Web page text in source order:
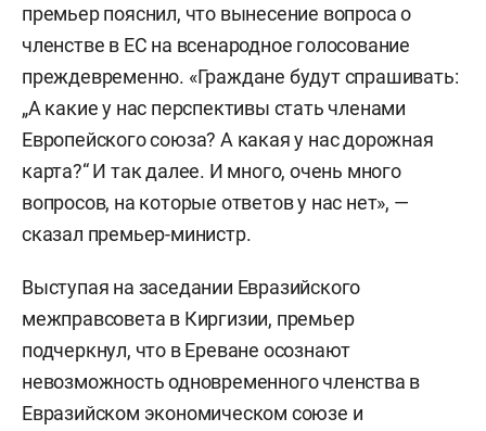
премьер пояснил, что вынесение вопроса о
членстве в ЕС на всенародное голосование
преждевременно. «Граждане будут спрашивать:
„А какие у нас перспективы стать членами
Европейского союза? А какая у нас дорожная
карта?“ И так далее. И много, очень много
вопросов, на которые ответов у нас нет», —
сказал премьер-министр.
Выступая на заседании Евразийского
межправсовета в Киргизии, премьер
подчеркнул, что в Ереване осознают
невозможность одновременного членства в
Евразийском экономическом союзе и